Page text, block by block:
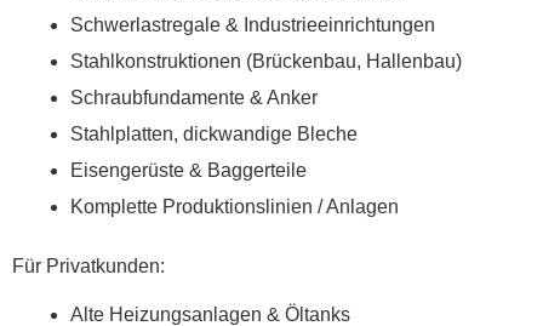
Schwerlastregale & Industrieeinrichtungen
Stahlkonstruktionen (Brückenbau, Hallenbau)
Schraubfundamente & Anker
Stahlplatten, dickwandige Bleche
Eisengerüste & Baggerteile
Komplette Produktionslinien / Anlagen
Für Privatkunden:
Alte Heizungsanlagen & Öltanks